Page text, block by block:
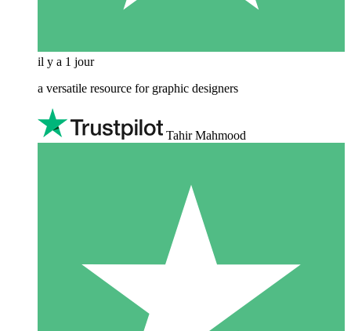
il y a 1 jour
a versatile resource for graphic designers
Tahir Mahmood